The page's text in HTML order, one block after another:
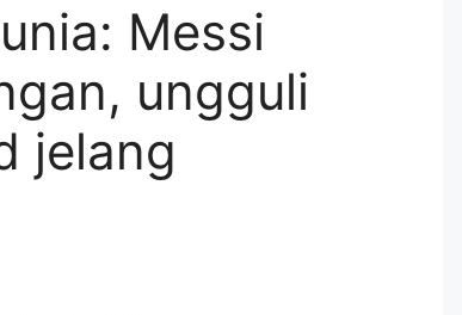
Messi
ungguli
jelang